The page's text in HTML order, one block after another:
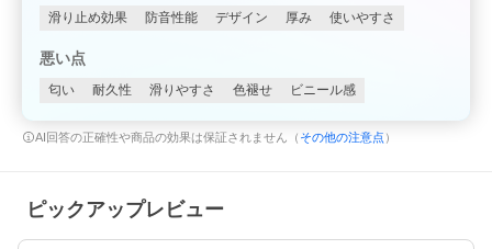
滑り止め効果 防音性能 デザイン 厚み 使いやすさ
悪い点
匂い 耐久性 滑りやすさ 色褪せ ビニール感
AI回答の正確性や商品の効果は保証されません（ その他の注意点 ）
ピックアップレビュー